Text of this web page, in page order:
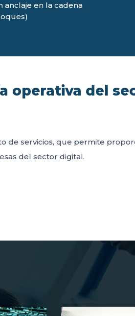
anclaje en la cadena
operativa del
de servicios, que permite
del sector digital.